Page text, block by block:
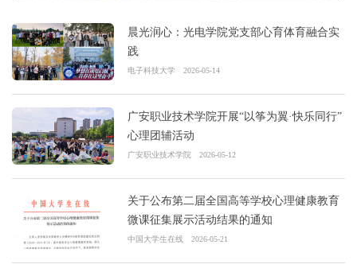
晨光润心：光电学院党支部心育体育融合实
践
电子科技大学 2026-05-14
广安职业技术学院开展“以筝为翼·快乐同行”
心理团辅活动
广安职业技术学院 2026-05-12
关于公布第二届全国高等学校心理健康教育
微课征集展示活动结果的通知
中国大学生在线 2026-05-21